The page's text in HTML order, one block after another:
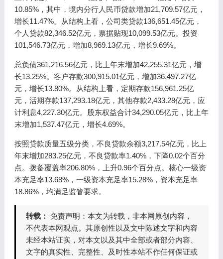
10.85%，其中，境内分行人民币贷款增加21,709.57亿元，
增长11.47%。从结构上看，公司类贷款136,651.45亿元，
个人贷款82,346.52亿元，票据贴现10,099.53亿元。投资
101,546.73亿元，增加8,969.13亿元，增长9.69%。
总负债361,216.56亿元，比上年末增加42,255.31亿元，增
长13.25%。客户存款300,915.01亿元，增加36,497.27亿
元，增长13.80%。从结构上看，定期存款156,961.25亿
元，活期存款137,293.18亿元，其他存款2,433.28亿元，应
计利息4,227.30亿元。股东权益合计34,290.05亿元，比上年
末增加1,537.47亿元，增长4.69%。
按照贷款质量五级分类，不良贷款余额3,217.54亿元，比上
年末增加283.25亿元，不良贷款率1.40%，下降0.02个百分
点。拨备覆盖率206.80%，上升0.96个百分点。核心一级资
本充足率13.68%，一级资本充足率15.28%，资本充足率
18.86%，均满足监管要求。
转载： 免责声明：本文为转载，非本网原创内容，
不代表本网观点。其原创性以及文中陈述文字和内容
未经本站证实，对本文以及其中全部或者部分内容、
文字的真实性、完整性、及时性本站不作任何保证或